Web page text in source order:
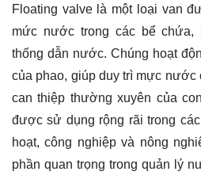
Floating valve là một loại van
mức nước trong các bể
thống dẫn nước. Chúng hoạt
của phao, giúp duy trì mực nước
can thiệp thường xuyên của
được sử dụng rộng rãi trong
hoạt, công nghiệp và nông
phần quan trọng trong quản lý